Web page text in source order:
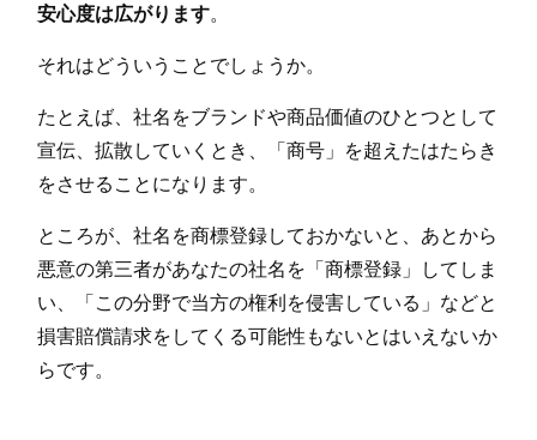
安心度は広がります。
それはどういうことでしょうか。
たとえば、社名をブランドや商品価値のひとつとして
宣伝、拡散していくとき、「商号」を超えたはたらき
をさせることになります。
ところが、社名を商標登録しておかないと、あとから
悪意の第三者があなたの社名を「商標登録」してしま
い、「この分野で当方の権利を侵害している」などと
損害賠償請求をしてくる可能性もないとはいえないか
らです。